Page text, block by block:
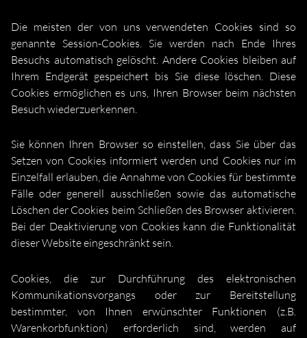
Die meisten der von uns verwendeten Cookies sind so
genannte Session-Cookies. Sie werden nach Ende Ihres
Besuchs automatisch gelöscht. Andere Cookies bleiben auf
Ihrem Endgerät gespeichert bis Sie diese löschen. Diese
Cookies ermöglichen es uns, Ihren Browser beim nächsten
Besuch wiederzuerkennen.
Sie können Ihren Browser so einstellen, dass Sie über das
Setzen von Cookies informiert werden und Cookies nur im
Einzelfall erlauben, die Annahme von Cookies für bestimmte
Fälle oder generell ausschließen sowie das automatische
Löschen der Cookies beim Schließen des Browser aktivieren.
Bei der Deaktivierung von Cookies kann die Funktionalität
dieser Website eingeschränkt sein.
Cookies, die zur Durchführung des elektronischen
Kommunikationsvorgangs oder zur Bereitstellung
bestimmter, von Ihnen erwünschter Funktionen (z.B.
Warenkorbfunktion) erforderlich sind, werden auf